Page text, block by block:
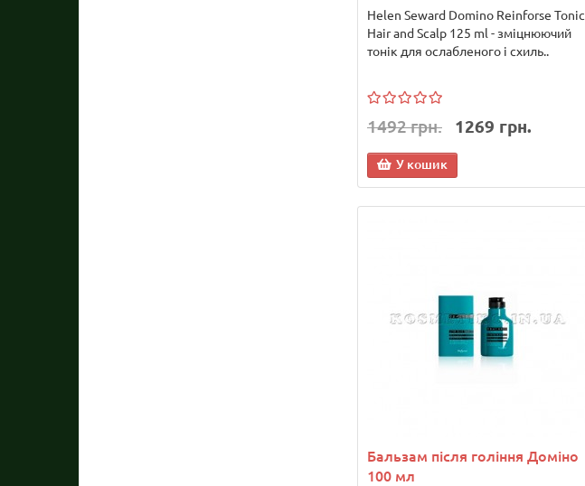
Helen Seward Domino Reinforse Tonic
Hair and Scalp 125 ml - зміцнюючий
тонік для ослабленого і схиль..
1492 грн. 1269 грн.
У кошик
Бальзам після гоління Доміно
100 мл